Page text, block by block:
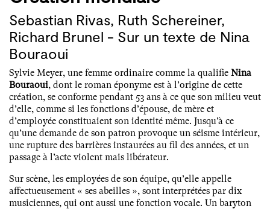
Sebastian Rivas, Ruth Schereiner,
Richard Brunel - Sur un texte de Nina
Bouraoui
Sylvie Meyer, une femme ordinaire comme la qualifie Nina
Bouraoui, dont le roman éponyme est à l’origine de cette
création, se conforme pendant 53 ans à ce que son milieu veut
d’elle, comme si les fonctions d’épouse, de mère et
d’employée constituaient son identité même. Jusqu’à ce
qu’une demande de son patron provoque un séisme intérieur,
une rupture des barrières instaurées au fil des années, et un
passage à l’acte violent mais libérateur.
Sur scène, les employées de son équipe, qu’elle appelle
affectueusement « ses abeilles », sont interprétées par dix
musiciennes, qui ont aussi une fonction vocale. Un baryton